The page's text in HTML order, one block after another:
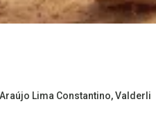
Lima Constantino, Valderli